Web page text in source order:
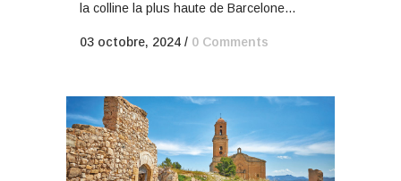
la colline la plus haute de Barcelone...
03 octobre, 2024 / 0 Comments